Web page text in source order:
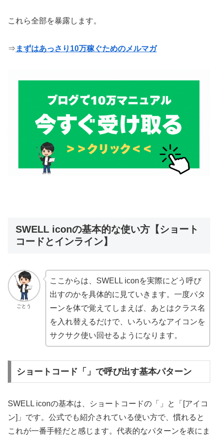
これら全部を暴露します。
⇒ まずはあっさり10万稼ぐためのメルマガ
SWELL iconの基本的な使い方【ショート
コードとインライン】
ごとう
ここからは、SWELL iconを実際にどう呼び
出すのかを具体的に見ていきます。一度パタ
ーンを体で覚えてしまえば、あとはクラス名
を入れ替えるだけで、いろいろなアイコンを
サクサク使い回せるようになります。
ショートコード「 」で呼び出す基本パターン
SWELL iconの基本は、ショートコードの「
」と「[アイコ
ン]」です。公式でも紹介されている使い方で、慣れると
これが一番手軽だと感じます。代表的なパターンを表にま